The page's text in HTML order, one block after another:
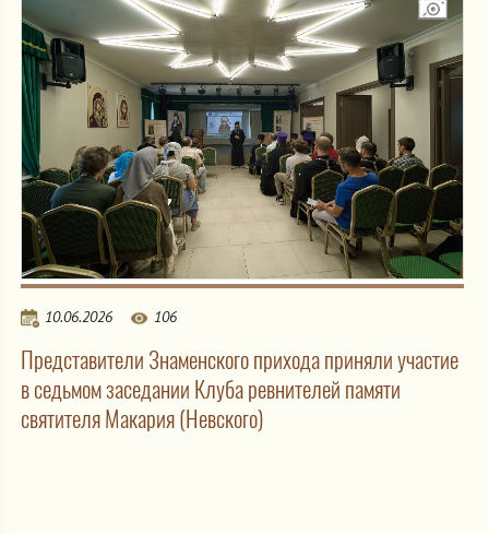
10.06.2026 106
Представители Знаменского прихода приняли участие
в седьмом заседании Клуба ревнителей памяти
святителя Макария (Невского)